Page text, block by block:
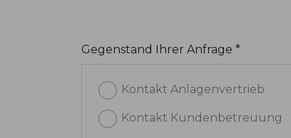
Gegenstand Ihrer Anfrage *
Kontakt Anlagenvertrieb
Kontakt Kundenbetreuung